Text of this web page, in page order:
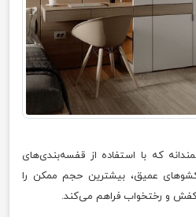
که با استفاده از قفسه‌بندی‌های
کشوهای عمیق، بیشترین حجم ممکن را
کفش و رختخواب فراهم می‌کند.